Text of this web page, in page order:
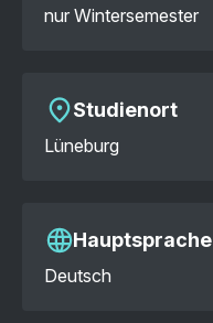
nur Wintersemester
Studienort
Lüneburg
Hauptsprache
Deutsch